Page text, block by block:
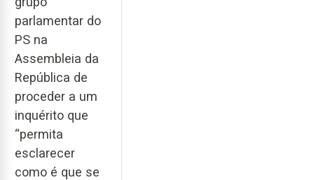
parlamentar do
PS na
Assembleia da
República de
proceder a um
inquérito que
“permita
esclarecer
como é que se